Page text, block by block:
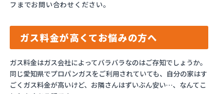
フまでお問い合わせください。
ガス料金が高くてお悩みの方へ
ガス料金はガス会社によってバラバラなのはご存知でしょうか。
同じ愛知県でプロパンガスをご利用されていても、自分の家はす
ごくガス料金が高いけど、お隣さんはずいぶん安い…、なんてこ